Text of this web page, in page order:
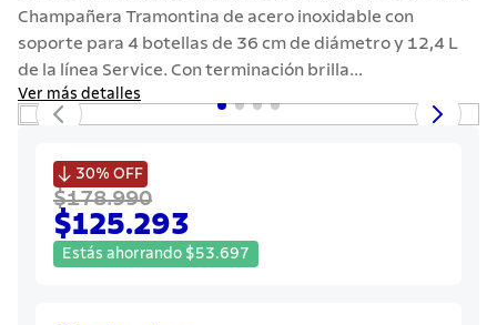
Champañera Tramontina de acero inoxidable con
soporte para 4 botellas de 36 cm de diámetro y 12,4 L
de la línea Service. Con terminación brilla...
Ver más detalles
 30% OFF
$178.990
$125.293
Estás ahorrando $53.697
6.
grano
7.
442
8.
solar
cuchillo
10. termo